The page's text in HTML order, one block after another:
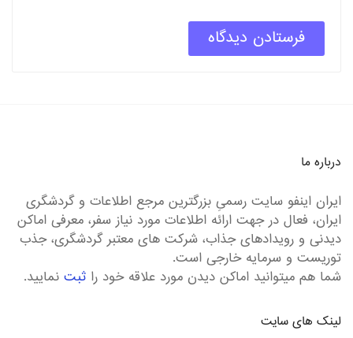
درباره ما
ایران اینفو سایت رسمیِ بزرگترین مرجع اطلاعات و گردشگری
ایران، فعال در جهت ارائه اطلاعات مورد نیاز سفر، معرفی اماکن
دیدنی و رویدادهای جذاب، شرکت های معتبر گردشگری، جذب
توریست و سرمایه خارجی است.
شما هم میتوانید اماکن دیدن مورد علاقه خود را ثبت نمایید.
لینک های سایت